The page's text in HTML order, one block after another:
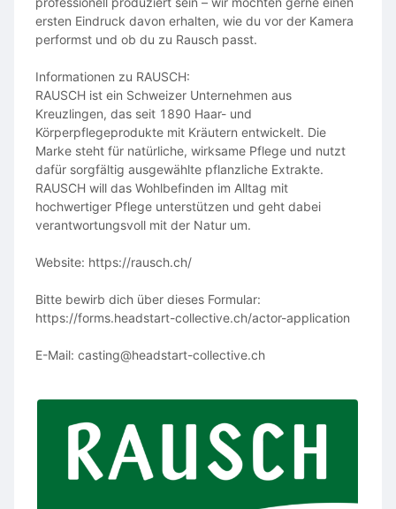
ersten Eindruck davon erhalten, wie du vor der Kamera
performst und ob du zu Rausch passt.
Informationen zu RAUSCH:
RAUSCH ist ein Schweizer Unternehmen aus
Kreuzlingen, das seit 1890 Haar- und
Körperpflegeprodukte mit Kräutern entwickelt. Die
Marke steht für natürliche, wirksame Pflege und nutzt
dafür sorgfältig ausgewählte pflanzliche Extrakte.
RAUSCH will das Wohlbefinden im Alltag mit
hochwertiger Pflege unterstützen und geht dabei
verantwortungsvoll mit der Natur um.
Website: https://rausch.ch/
Bitte bewirb dich über dieses Formular:
https://forms.headstart-collective.ch/actor-application
E-Mail: casting@headstart-collective.ch